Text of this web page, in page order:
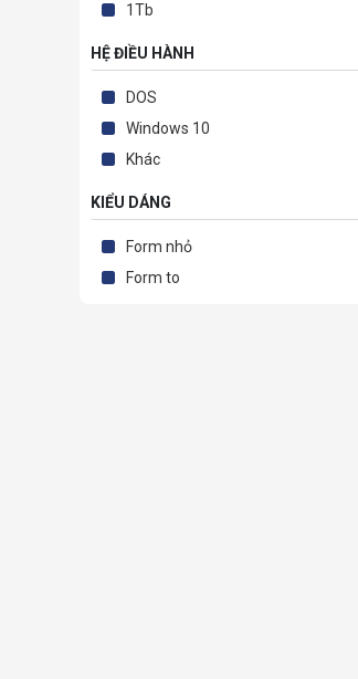
1Tb
HỆ ĐIỀU HÀNH
DOS
Windows 10
Khác
KIỂU DÁNG
Form nhỏ
Form to